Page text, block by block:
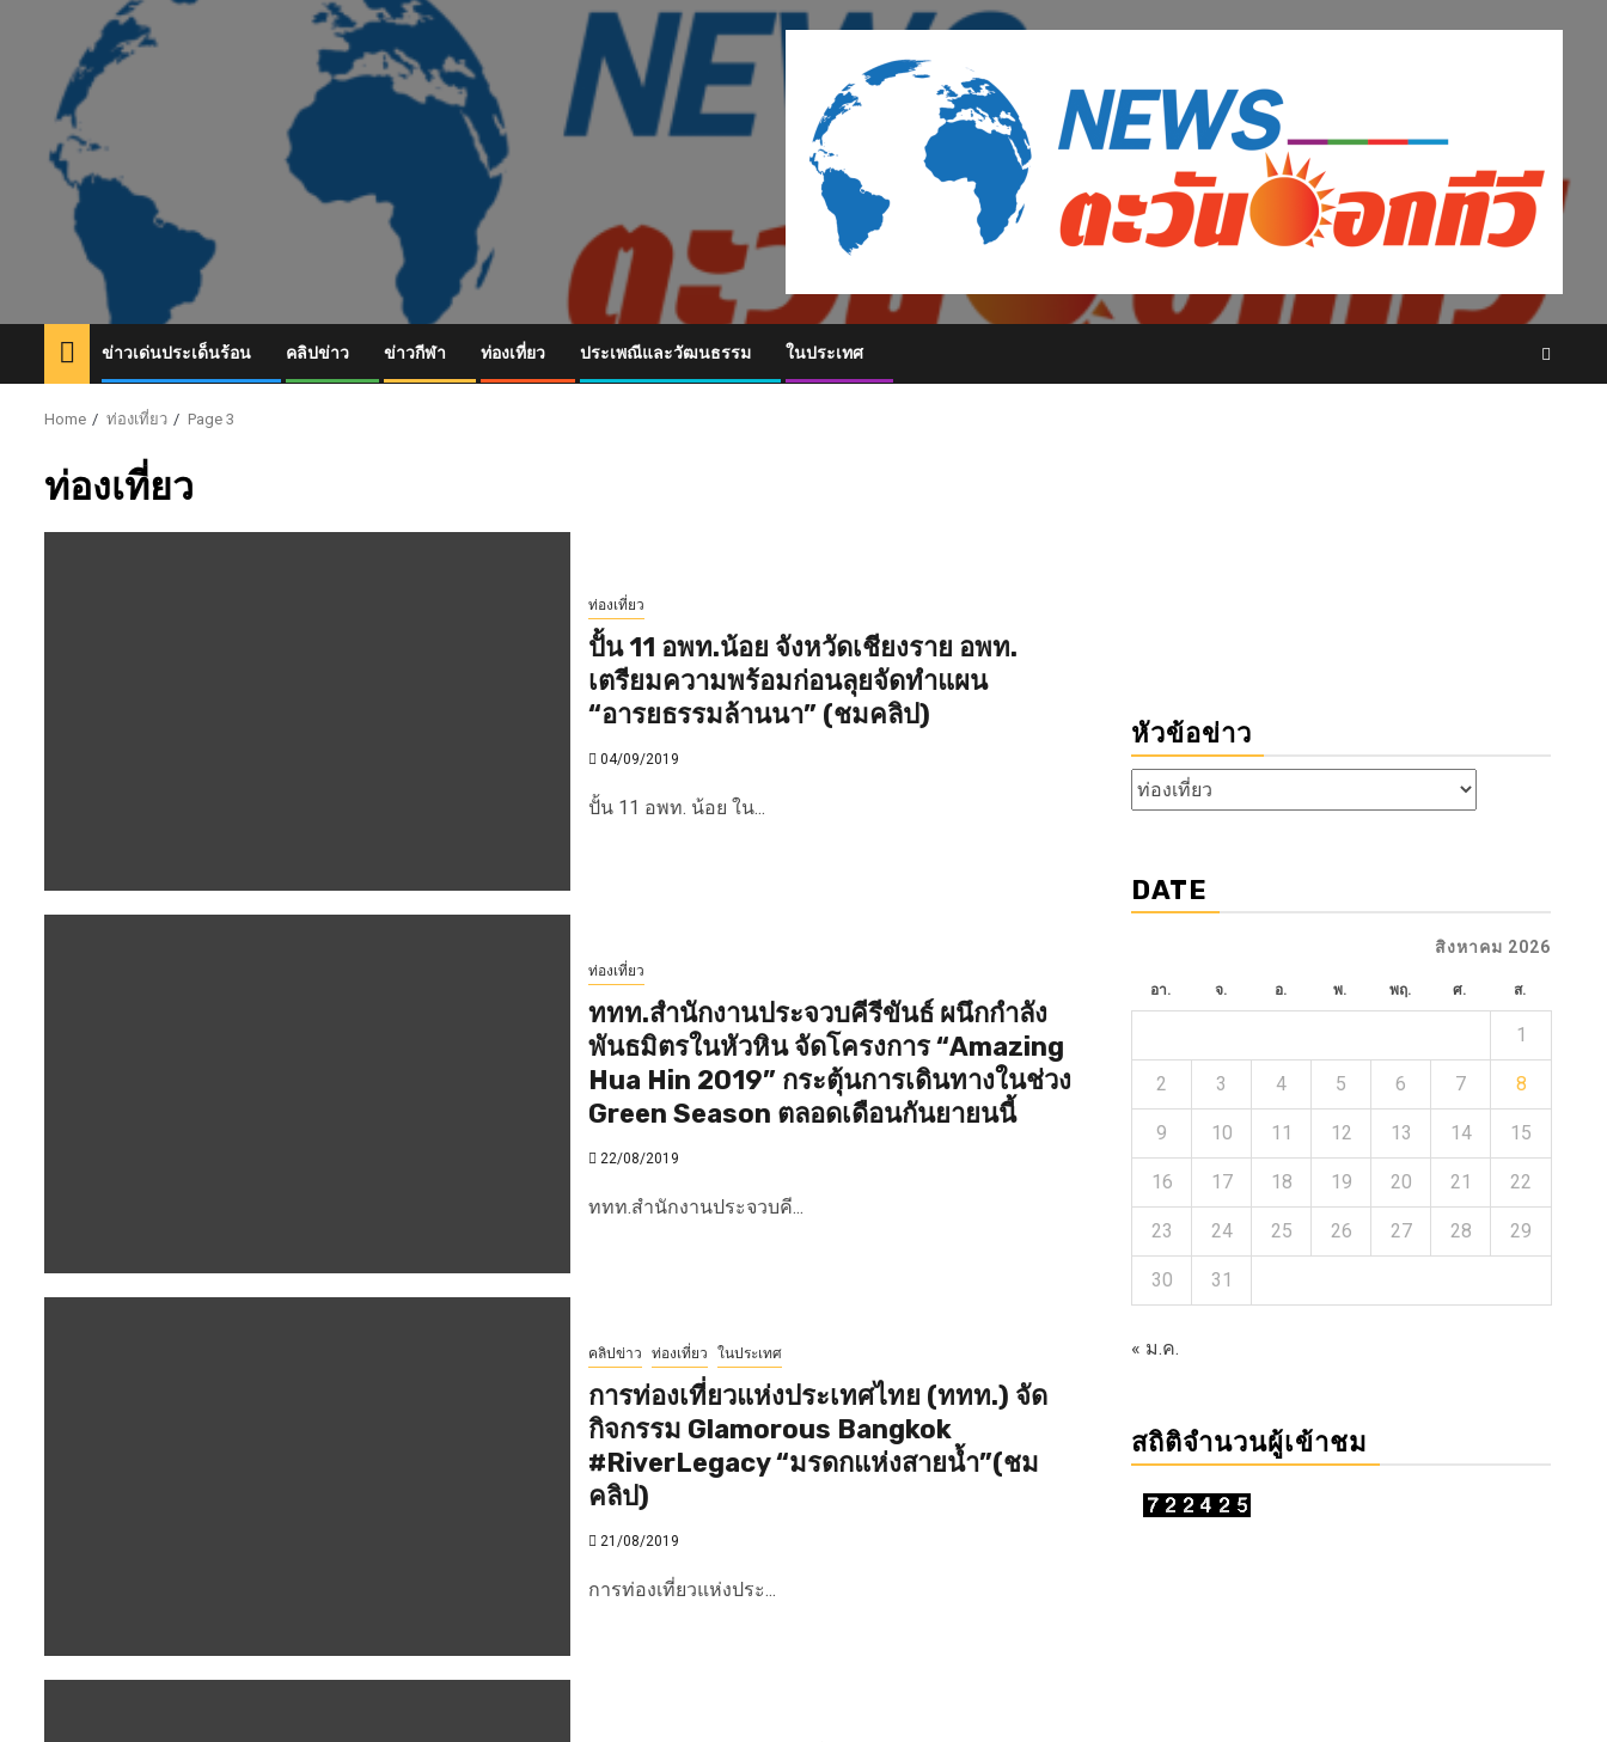
ข่าวเด่นประเด็นร้อน คลิปข่าว ข่าวกีฬา ท่องเที่ยว ประเพณีและวัฒนธรรม ในประเทศ
Home ท่องเที่ยว Page 3
ท่องเที่ยว
ท่องเที่ยว
ปั้น 11 อพท.น้อย จังหวัดเชียงราย อพท.
เตรียมความพร้อมก่อนลุยจัดทำแผน
“อารยธรรมล้านนา” (ชมคลิป)
04/09/2019
ปั้น 11 อพท. น้อย ใน...
ท่องเที่ยว
ททท.สำนักงานประจวบคีรีขันธ์ ผนึกกำลัง
พันธมิตรในหัวหิน จัดโครงการ “Amazing
Hua Hin 2019” กระตุ้นการเดินทางในช่วง
Green Season ตลอดเดือนกันยายนนี้
22/08/2019
ททท.สำนักงานประจวบคี...
คลิปข่าว ท่องเที่ยว ในประเทศ
การท่องเที่ยวแห่งประเทศไทย (ททท.) จัด
กิจกรรม Glamorous Bangkok
#RiverLegacy “มรดกแห่งสายน้ำ”(ชม
คลิป)
21/08/2019
การท่องเที่ยวแห่งประ...
หัวข้อข่าว
หัวข้อ
ข่าว
DATE
สิงหาคม 2026
อา. จ. อ. พ. พฤ. ศ. ส.
1
2 3 4 5 6 7 8
9 10 11 12 13 14 15
16 17 18 19 20 21 22
23 24 25 26 27 28 29
30 31
« ม.ค.
สถิติจำนวนผู้เข้าชม